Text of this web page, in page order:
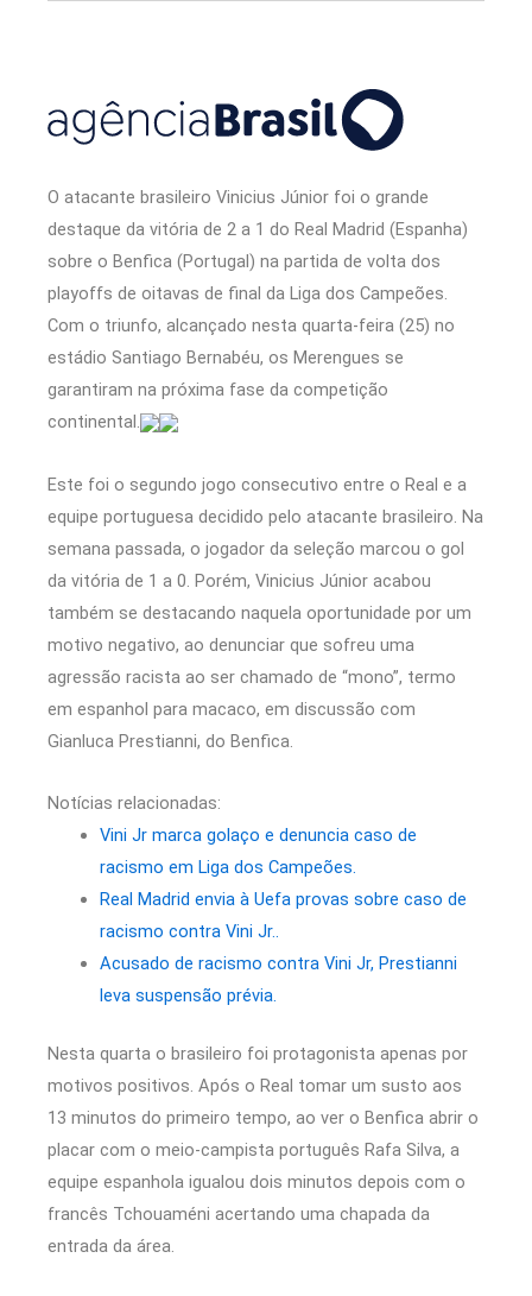
O atacante brasileiro Vinicius Júnior foi o grande
destaque da vitória de 2 a 1 do Real Madrid (Espanha)
sobre o Benfica (Portugal) na partida de volta dos
playoffs de oitavas de final da Liga dos Campeões.
Com o triunfo, alcançado nesta quarta-feira (25) no
estádio Santiago Bernabéu, os Merengues se
garantiram na próxima fase da competição
continental.
Este foi o segundo jogo consecutivo entre o Real e a
equipe portuguesa decidido pelo atacante brasileiro. Na
semana passada, o jogador da seleção marcou o gol
da vitória de 1 a 0. Porém, Vinicius Júnior acabou
também se destacando naquela oportunidade por um
motivo negativo, ao denunciar que sofreu uma
agressão racista ao ser chamado de “mono”, termo
em espanhol para macaco, em discussão com
Gianluca Prestianni, do Benfica.
Notícias relacionadas:
Vini Jr marca golaço e denuncia caso de
racismo em Liga dos Campeões.
Real Madrid envia à Uefa provas sobre caso de
racismo contra Vini Jr..
Acusado de racismo contra Vini Jr, Prestianni
leva suspensão prévia.
Nesta quarta o brasileiro foi protagonista apenas por
motivos positivos. Após o Real tomar um susto aos
13 minutos do primeiro tempo, ao ver o Benfica abrir o
placar com o meio-campista português Rafa Silva, a
equipe espanhola igualou dois minutos depois com o
francês Tchouaméni acertando uma chapada da
entrada da área.